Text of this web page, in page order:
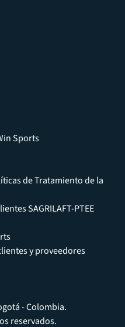
Sports
de Tratamiento de la
SAGRILAFT-PTEE
y proveedores
- Colombia.
reservados.